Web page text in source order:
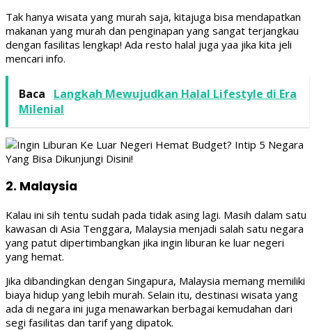
Tak hanya wisata yang murah saja, kitajuga bisa mendapatkan
makanan yang murah dan penginapan yang sangat terjangkau
dengan fasilitas lengkap! Ada resto halal juga yaa jika kita jeli
mencari info.
Baca
Langkah Mewujudkan Halal Lifestyle di Era
Milenial
2. Malaysia
Kalau ini sih tentu sudah pada tidak asing lagi. Masih dalam satu
kawasan di Asia Tenggara, Malaysia menjadi salah satu negara
yang patut dipertimbangkan jika ingin liburan ke luar negeri
yang hemat.
Jika dibandingkan dengan Singapura, Malaysia memang memiliki
biaya hidup yang lebih murah. Selain itu, destinasi wisata yang
ada di negara ini juga menawarkan berbagai kemudahan dari
segi fasilitas dan tarif yang dipatok.